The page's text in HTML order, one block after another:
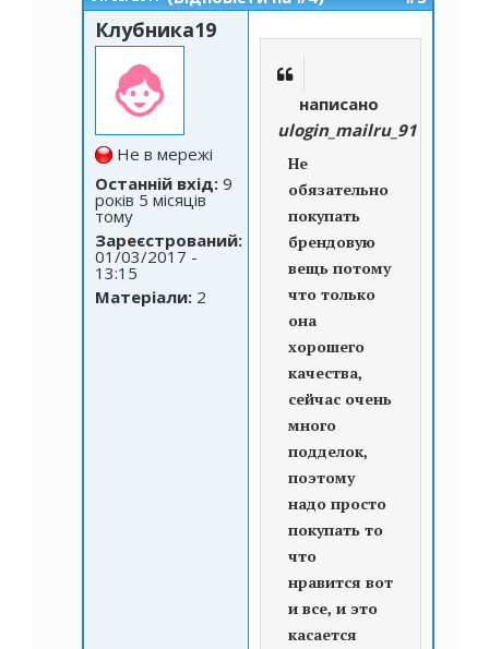
Клубника19
Не в мережі
Останній вхід: 9
років 5 місяців
тому
Зареєстрований:
01/03/2017 -
13:15
Матеріали: 2
написано
Не
обязательно
покупать
брендовую
вещь потому
что только
она
хорошего
качества,
сейчас очень
много
подделок,
поэтому
надо просто
покупать то
что
нравится вот
и все, и это
касается